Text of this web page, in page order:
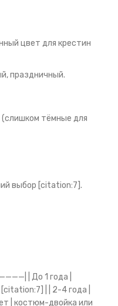
цвет для крестин
праздничный.
тёмные для
выбор [citation:7].
| До 1 года |
| | 2-4 года |
| костюм-двойка или